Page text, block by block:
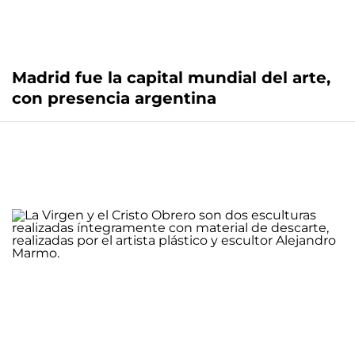
Madrid fue la capital mundial del arte,
con presencia argentina